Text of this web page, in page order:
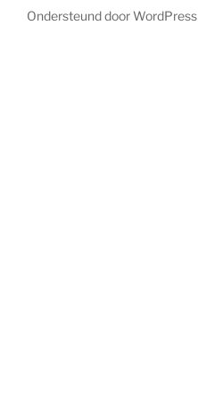
Ondersteund door WordPress